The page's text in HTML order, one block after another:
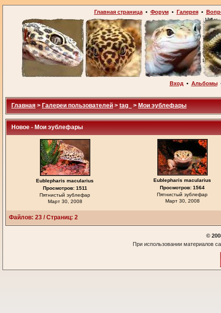
Главная страница• Форум• Галерея•
Вход • Альбомы
Главная > Галереи пользователей > tag_ > Мои эублефары
Новое - Мои эублефары
Eublepharis macularius
Просмотров: 1511
Пятнистый эублефар
Март 30, 2008
Eublepharis macularius
Просмотров: 1564
Пятнистый эублефар
Март 30, 2008
Файлов: 23 / Страниц: 2
©
При использовании материалов